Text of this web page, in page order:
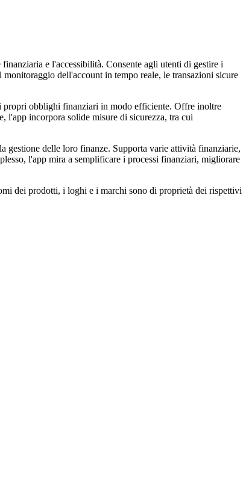
e l'accessibilità. Consente agli utenti di gestire i
dell'account in tempo reale, le transazioni sicure
propri obblighi finanziari in modo efficiente. Offre inoltre
l'app incorpora solide misure di sicurezza, tra cui
gestione delle loro finanze. Supporta varie attività finanziarie,
l'app mira a semplificare i processi finanziari, migliorare
dei prodotti, i loghi e i marchi sono di proprietà dei rispettivi